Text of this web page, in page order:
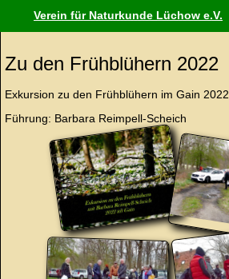
Verein für Naturkunde Lüchow e.V.
Zu den Frühblühern 2022
Exkursion zu den Frühblühern im Gain 2022
Führung: Barbara Reimpell-Scheich